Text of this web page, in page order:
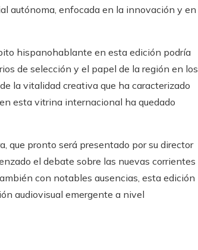
autónoma, enfocada en la innovación y en
hispanohablante en esta edición podría
de selección y el papel de la región en los
la vitalidad creativa que ha caracterizado
esta vitrina internacional ha quedado
que pronto será presentado por su director
el debate sobre las nuevas corrientes
con notables ausencias, esta edición
audiovisual emergente a nivel